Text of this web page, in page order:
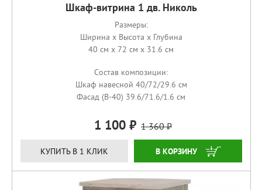
Шкаф-витрина 1 дв. Николь
Размеры:
Ширина x Высота x Глубина
40 см x 72 см x 31.6 см
Состав композиции:
Шкаф навесной 40/72/29.6 см
Фасад (В-40) 39.6/71.6/1.6 см
1 100 1 360
КУПИТЬ В 1 КЛИК КУПИТЬ